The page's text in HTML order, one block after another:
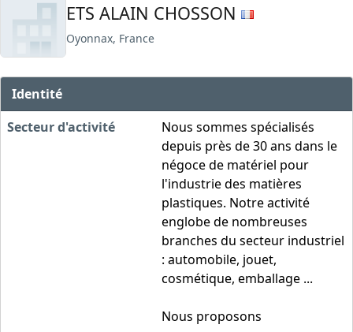
ETS ALAIN CHOSSON
Oyonnax, France
Identité
Secteur d'activité
Nous sommes spécialisés
depuis près de 30 ans dans le
négoce de matériel pour
l'industrie des matières
plastiques. Notre activité
englobe de nombreuses
branches du secteur industriel
: automobile, jouet,
cosmétique, emballage ...
Nous proposons